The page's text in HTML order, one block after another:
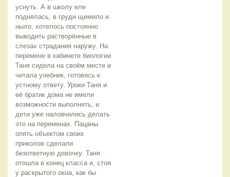
уснуть. А в школу еле
поднялась, в груди щемило и
ныло, хотелось постоянно
выводить растворённые в
слезах страдания наружу. На
перемене в кабинете биологии
Таня сидела на своём месте и
читала учебник, готовясь к
устному ответу. Уроки Таня и
её братик дома не имели
возможности выполнять, и
дети уже наловчились делать
это на переменах. Пацаны
опять объектом своих
приколов сделали
безответную девочку. Таня
отошла в конец класса и, стоя
у раскрытого окна, как бы